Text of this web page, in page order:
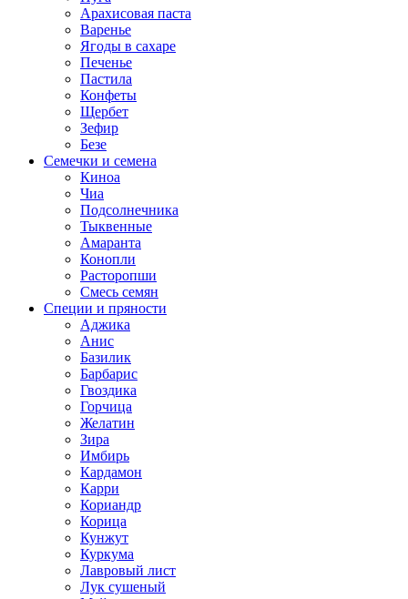
Арахисовая паста
Варенье
Ягоды в сахаре
Печенье
Пастила
Конфеты
Щербет
Зефир
Безе
Семечки и семена
Киноа
Чиа
Подсолнечника
Тыквенные
Амаранта
Конопли
Расторопши
Смесь семян
Специи и пряности
Аджика
Анис
Базилик
Барбарис
Гвоздика
Горчица
Желатин
Зира
Имбирь
Кардамон
Карри
Кориандр
Корица
Кунжут
Куркума
Лавровый лист
Лук сушеный